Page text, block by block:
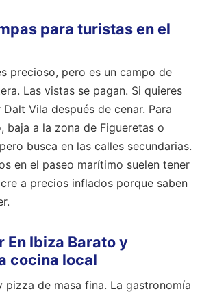
para turistas en el
precioso, pero es un campo de
Las vistas se pagan. Si quieres
Vila después de cenar. Para
baja a la zona de Figueretas o
busca en las calles secundarias.
en el paseo marítimo suelen tener
a precios inflados porque saben
En Ibiza Barato y
cocina local
pizza de masa fina. La gastronomía